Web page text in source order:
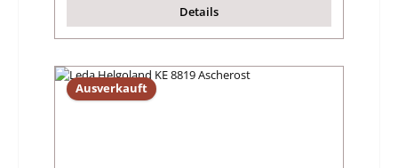
Details
Ausverkauft